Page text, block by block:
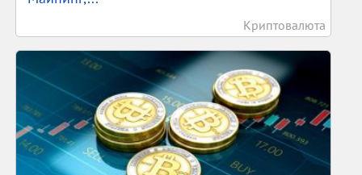
Криптовалюта